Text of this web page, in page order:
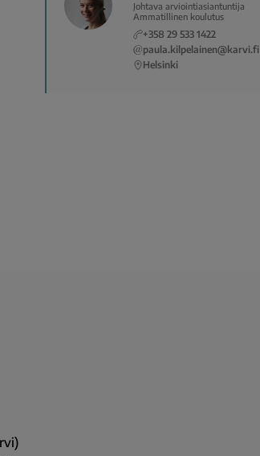
Johtava arviointiasiantuntija
Ammatillinen koulutus
+358 29 533 1422
paula.kilpelainen@karvi.fi
Helsinki